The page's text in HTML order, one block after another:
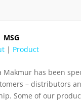
MSG
| Product
Makmur has been
– distributors
Some of our